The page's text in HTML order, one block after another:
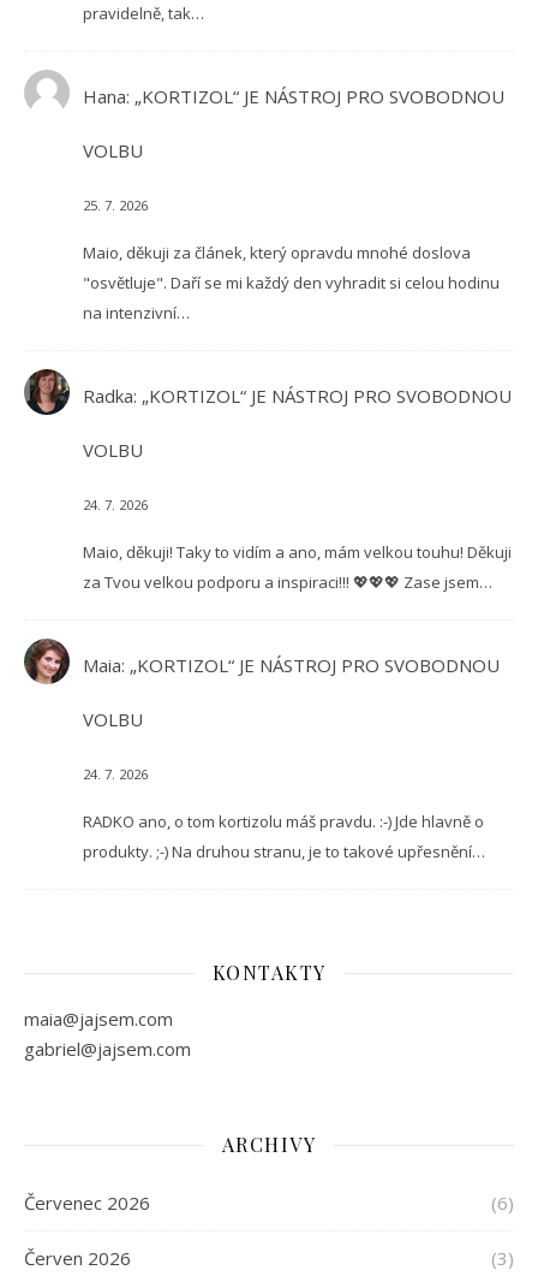
pravidelně, tak…
Hana: „KORTIZOL“ JE NÁSTROJ PRO SVOBODNOU
VOLBU
25. 7. 2026
Maio, děkuji za článek, který opravdu mnohé doslova
"osvětluje". Daří se mi každý den vyhradit si celou hodinu
na intenzivní…
Radka: „KORTIZOL“ JE NÁSTROJ PRO SVOBODNOU
VOLBU
24. 7. 2026
Maio, děkuji! Taky to vidím a ano, mám velkou touhu! Děkuji
za Tvou velkou podporu a inspiraci!!! 💖💖💖 Zase jsem…
Maia: „KORTIZOL“ JE NÁSTROJ PRO SVOBODNOU
VOLBU
24. 7. 2026
RADKO ano, o tom kortizolu máš pravdu. :-) Jde hlavně o
produkty. ;-) Na druhou stranu, je to takové upřesnění…
KONTAKTY
maia@jajsem.com
gabriel@jajsem.com
ARCHIVY
Červenec 2026 (6)
Červen 2026 (3)